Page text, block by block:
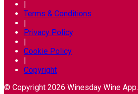
|
Terms & Conditions
|
Privacy Policy
|
Cookie Policy
|
Copyright
© Copyright 2026 Winesday Wine